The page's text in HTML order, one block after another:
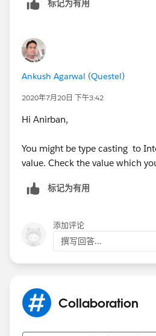
标记为有用
Ankush Agarwal (Questel)
2020年7月20日 下午3:42
Hi Anirban,
You might be type casting to
value. Check the value which
标记为有用
添加评论
撰写回答...
Collaboration